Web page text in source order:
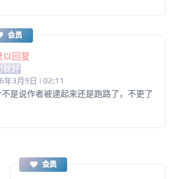
会员
以回复
就好
年3月9日 | 02:11
不是说作者被逮起来还是跑路了，不更了
会员